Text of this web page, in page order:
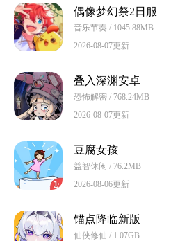
偶像梦幻祭2日服
音乐节奏 / 1045.88MB
2026-08-07更新
叠入深渊安卓
恐怖解密 / 768.24MB
2026-08-07更新
豆腐女孩
益智休闲 / 76.2MB
2026-08-06更新
锚点降临新版
仙侠修仙 / 1.07GB